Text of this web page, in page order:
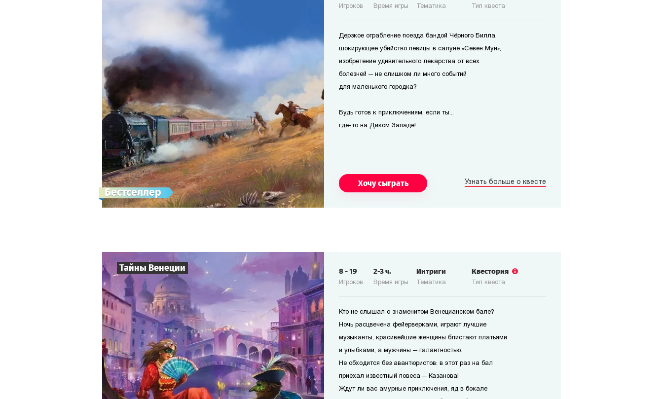
Бестселлер
Игроков Время игры Тематика Тип квеста
Дерзкое ограбление поезда бандой Чёрного Билла,
шокирующее убийство певицы в салуне «Севен Мун»,
изобретение удивительного лекарства от всех
болезней — не слишком ли много событий
для маленького городка?
Будь готов к приключениям, если ты...
где-то на Диком Западе!
Хочу сыграть Узнать больше о квесте
Тайны Венеции
Игроков
8-19
Время игры
2-3ч.
Тематика
Интриги
Тип квеста
Квестория
Кто не слышал о знаменитом Венецианском бале?
Ночь расцвечена фейерверками, играют лучшие
музыканты, красивейшие женщины блистают платьями
и улыбками, а мужчины — галантностью.
Не обходится без авантюристов: в этот раз на бал
приехал известный повеса — Казанова!
Ждут ли вас амурные приключения, яд в бокале